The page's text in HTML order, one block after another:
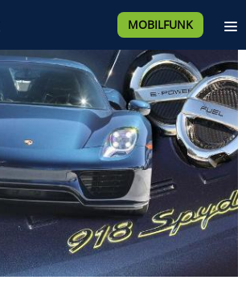
MOBILFUNK